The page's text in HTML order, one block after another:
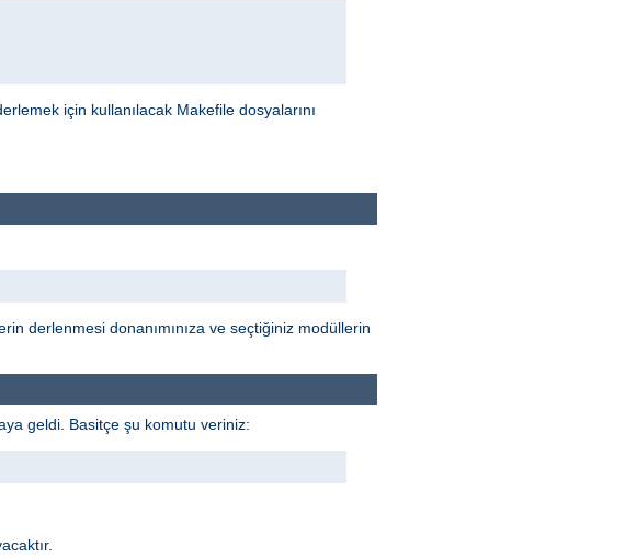
için kullanılacak Makefile dosyalarını
derlenmesi donanımınıza ve seçtiğiniz modüllerin
geldi. Basitçe şu komutu veriniz: